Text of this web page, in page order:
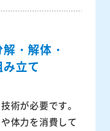
・解体・
み立て
術が必要です。
体力を消費して